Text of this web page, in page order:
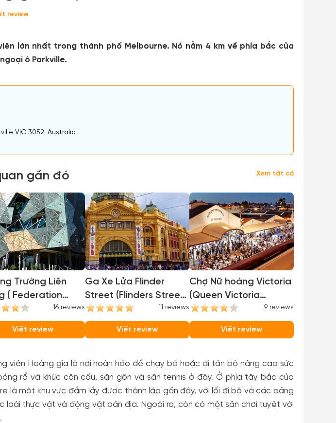
review
lớn nhất trong thành phố Melbourne. Nó nằm 4 km về phía bắc của
ô Parkville.
VIC 3052, Australia
gần đó Xem tất cả
Trường Liên
)
16 reviews
Viết review
Ga Xe Lửa Flinder
Street (Flinders Street
Station)
11 reviews
Viết review
Chợ Nữ hoàng Victoria
(Queen Victoria
Market)
9 reviews
Viết review
viên Hoàng gia là nơi hoàn hảo để chạy bộ hoặc đi tản bộ nâng cao sức
rổ và khúc côn cầu, sân gôn và sân tennis ở đây. Ở phía tây bắc của
là một khu vực đầm lầy được thành lập gần đây, với lối đi bộ và các bảng
loài thực vật và động vật bản địa. Ngoài ra, còn có một sân chơi tuyệt vời